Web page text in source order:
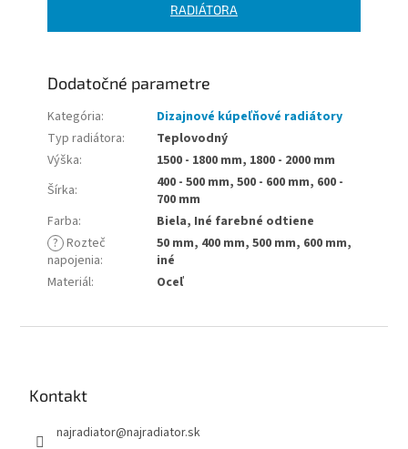
RADIÁTORA
Dodatočné parametre
Kategória:
Dizajnové kúpeľňové radiátory
Typ radiátora:
Teplovodný
Výška:
1500 - 1800 mm, 1800 - 2000 mm
Šírka:
400 - 500 mm, 500 - 600 mm, 600 -
700 mm
Farba:
Biela, Iné farebné odtiene
? Rozteč
napojenia:
50 mm, 400 mm, 500 mm, 600 mm,
iné
Materiál: Oceľ
Kontakt
najradiator@najradiator.sk